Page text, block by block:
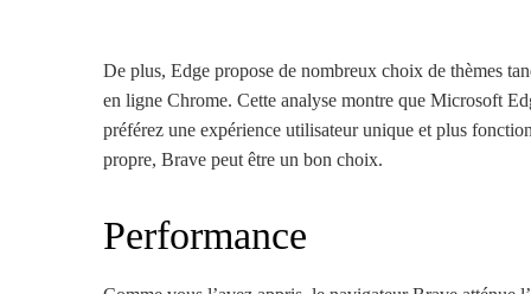
De plus, Edge propose de nombreux choix de thèmes
en ligne Chrome. Cette analyse montre que Microsoft
préférez une expérience utilisateur unique et plus
propre, Brave peut être un bon choix.
Performance